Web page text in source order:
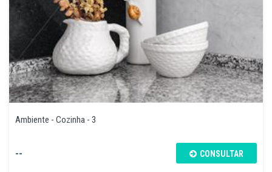
Ambiente - Cozinha - 3
-- CONSULTAR